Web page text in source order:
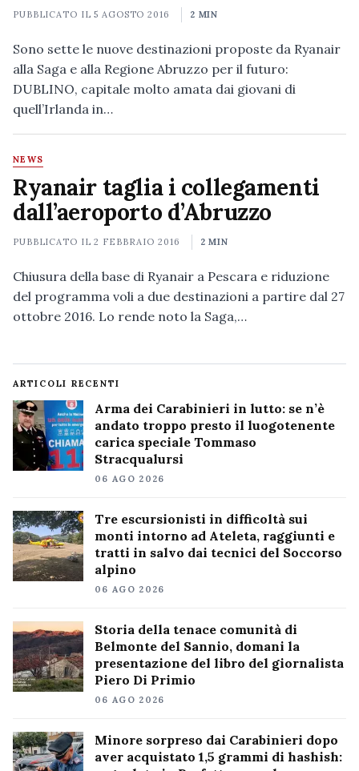
PUBBLICATO IL5 AGOSTO 2016 2 MIN
Sono sette le nuove destinazioni proposte da Ryanair
alla Saga e alla Regione Abruzzo per il futuro:
DUBLINO, capitale molto amata dai giovani di
quell’Irlanda in…
NEWS
Ryanair taglia i collegamenti
dall’aeroporto d’Abruzzo
PUBBLICATO IL2 FEBBRAIO 2016 2 MIN
Chiusura della base di Ryanair a Pescara e riduzione
del programma voli a due destinazioni a partire dal 27
ottobre 2016. Lo rende noto la Saga,…
ARTICOLI RECENTI
Arma dei Carabinieri in lutto: se n’è
andato troppo presto il luogotenente
carica speciale Tommaso
Stracqualursi
06 AGO 2026
Tre escursionisti in difficoltà sui
monti intorno ad Ateleta, raggiunti e
tratti in salvo dai tecnici del Soccorso
alpino
06 AGO 2026
Storia della tenace comunità di
Belmonte del Sannio, domani la
presentazione del libro del giornalista
Piero Di Primio
06 AGO 2026
Minore sorpreso dai Carabinieri dopo
aver acquistato 1,5 grammi di hashish: